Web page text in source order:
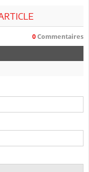
0 Commentaires